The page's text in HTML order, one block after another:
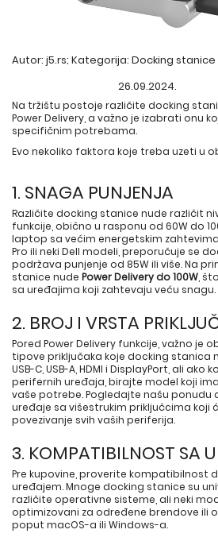
Autor: j5.rs; Kategorija:Docking stanice
26.09.2024.
Na tržištu postoje različite docking
Power Delivery, a važno je izabrati onu
specifičnim potrebama.
Evo nekoliko faktora koje treba uzeti u
1. SNAGA PUNJENJA
Različite docking stanice nude različit
funkcije, obično u rasponu od 60W do
laptop sa većim energetskim
Pro ili neki Dell modeli, preporučuje se
podržava punjenje od 85W ili više. Na
stanice nudePower Delivery do 100W ,
sa uređajima koji zahtevaju veću snagu.
2. BROJ I VRSTA
Pored Power Delivery funkcije, važno je
tipove priključaka koje docking stanica
USB-C, USB-A, HDMI i DisplayPort, ali
perifernih uređaja, birajte model koji
vaše potrebe. Pogledajte našu ponudu
uređaje sa višestrukim priključcima koji
povezivanje svih vaših periferija.
3. KOMPATIBILNOST SA
Pre kupovine, proverite kompatibilnost
uređajem. Mnoge docking stanice su
različite operativne sisteme, ali neki
optimizovani za određene brendove ili
poput macOS-a ili Windows-a.